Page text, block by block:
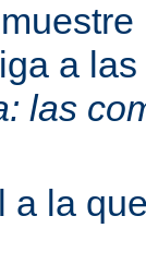
a
las
a la